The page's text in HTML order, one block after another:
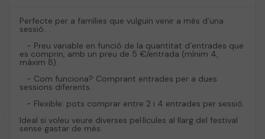
Perfecte per a famílies que vulguin venir a més d’una
sessió.
- Preu variable en funció de la quantitat d’entrades que
es comprin, amb un preu de 5 €/entrada (mínim 4,
màxim 8).
- Com funciona? Comprant entrades per a dues
sessions diferents.
- Flexible: pots comprar entre 2 i 4 entrades per sessió.
Ideal si voleu veure diverses pel·lícules al llarg del festival
sense gastar de més.